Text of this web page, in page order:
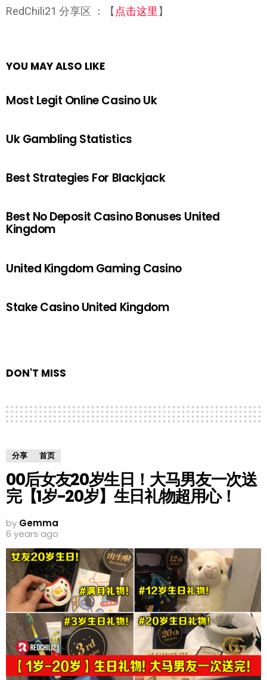
RedChili21 分享区 ：【点击这里】
YOU MAY ALSO LIKE
Most Legit Online Casino Uk
Uk Gambling Statistics
Best Strategies For Blackjack
Best No Deposit Casino Bonuses United
Kingdom
United Kingdom Gaming Casino
Stake Casino United Kingdom
DON'T MISS
分享 首页
00后女友20岁生日！大马男友一次送
完【1岁-20岁】生日礼物超用心！
by Gemma
6 years ago